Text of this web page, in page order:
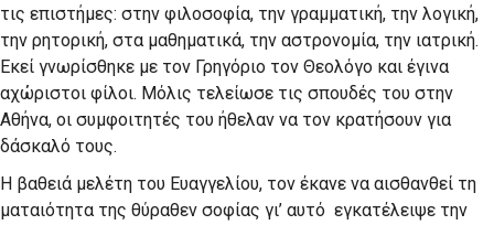
τις επιστήμες: στην φιλοσο­φία, την γραμματική, την λογική,
την ρητορική, στα μαθημα­τικά, την αστρονομία, την ιατρική.
Εκεί γνωρίσθηκε με τον Γρηγόριο τον Θεολόγο και έγινα
αχώριστοι φίλοι. Μόλις τελείωσε τις σπουδές του στην
Αθήνα, οι συμφοιτητές του ήθελαν να τον κρα­τήσουν για
δάσκαλό τους.
Η βαθειά μελέτη του Ευαγγελίου, τον έκανε να αισθαν­θεί τη
ματαιότητα της θύραθεν σοφίας γι’ αυτό εγκατέλειψε την